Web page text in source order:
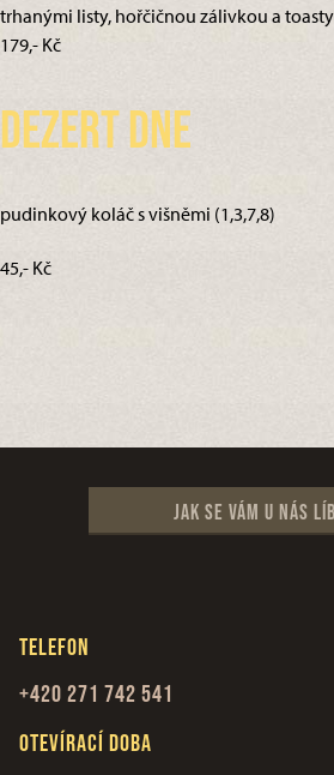
trhanými listy, hořčičnou zálivkou a toasty
179,- Kč
Dezert dne
pudinkový koláč s višněmi (1,3,7,8)
45,- Kč
Jak se vám u nás
Telefon
+420 271 742 541
Otevírací doba